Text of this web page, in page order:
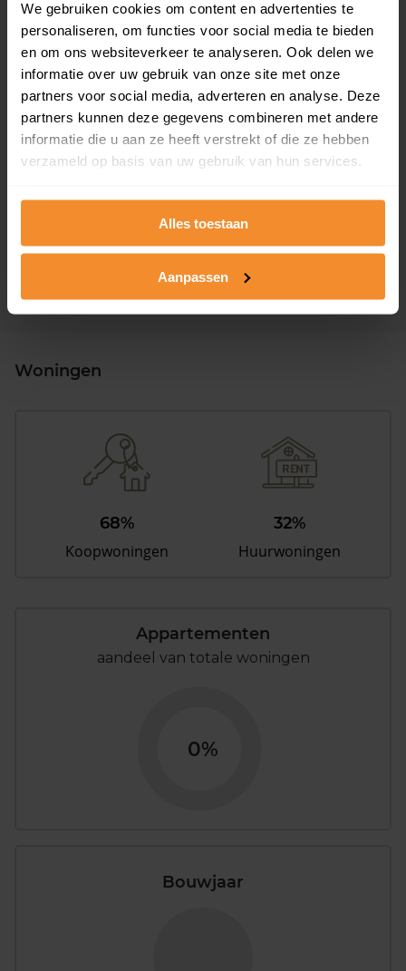
We gebruiken cookies om content en advertenties te
personaliseren, om functies voor social media te bieden
en om ons websiteverkeer te analyseren. Ook delen we
informatie over uw gebruik van onze site met onze
partners voor social media, adverteren en analyse. Deze
partners kunnen deze gegevens combineren met andere
informatie die u aan ze heeft verstrekt of die ze hebben
verzameld op basis van uw gebruik van hun services.
Alles toestaan
Aanpassen
Woonoppervlak
86 m2
Perceel
180 m2
Verkoopdatum
16 juni 2026
Verkoopprijs
Koopsom opvragen
Groot-Brittanniëstraat 72
Woonoppervlak Perceel
208 m2
Verkoopdatum
Verkoopprijs
Koopsom opvragen
Woningen
68%
Koopwoningen
32%
Huurwoningen
Appartementen
aandeel van totale woningen
0%
Bouwjaar